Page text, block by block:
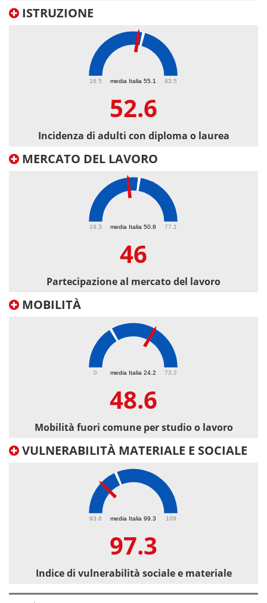
ISTRUZIONE
media Italia 55.1
16.5 83.5
52.6
Incidenza di adulti con diploma o laurea
MERCATO DEL LAVORO
media Italia 50.8
19.3 77.1
46
Partecipazione al mercato del lavoro
MOBILITÀ
media Italia 24.2
0 73.2
48.6
Mobilità fuori comune per studio o lavoro
VULNERABILITÀ MATERIALE E SOCIALE
media Italia 99.3
93.6 109
97.3
Indice di vulnerabilità sociale e materiale